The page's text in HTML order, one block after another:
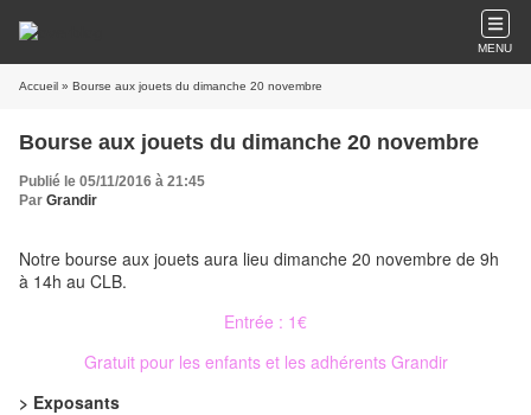
MENU
Accueil » Bourse aux jouets du dimanche 20 novembre
Bourse aux jouets du dimanche 20 novembre
Publié le 05/11/2016 à 21:45
Par Grandir
Notre bourse aux jouets aura lieu dimanche 20 novembre de 9h
à 14h au CLB.
Entrée : 1€
Gratuit pour les enfants et les adhérents Grandir
> Exposants